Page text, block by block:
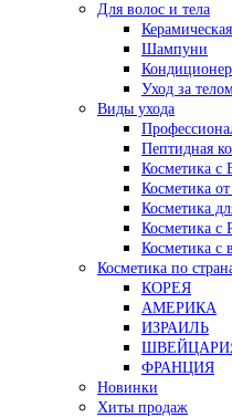
Для волос и тела
Шампуни
Уход за
Виды ухода
Пептидная
Косметика с
Косметика
Косметика
Косметика с
Косметика с
Косметика по
КОРЕЯ
АМЕРИКА
ИЗРАИЛЬ
ФРАНЦИЯ
Новинки
Хиты продаж